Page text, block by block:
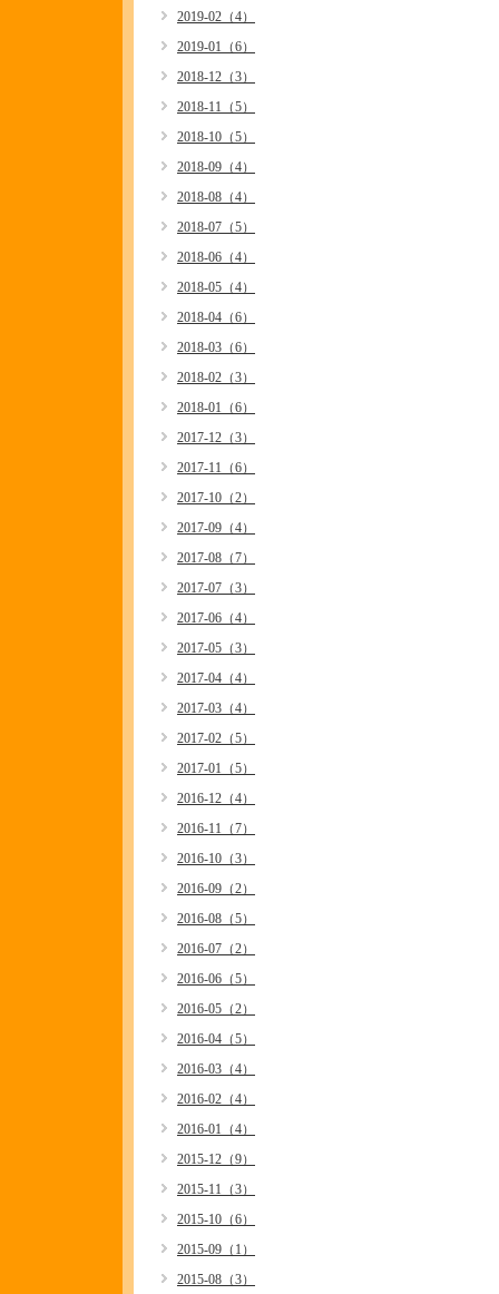
2019-02（4）
2019-01（6）
2018-12（3）
2018-11（5）
2018-10（5）
2018-09（4）
2018-08（4）
2018-07（5）
2018-06（4）
2018-05（4）
2018-04（6）
2018-03（6）
2018-02（3）
2018-01（6）
2017-12（3）
2017-11（6）
2017-10（2）
2017-09（4）
2017-08（7）
2017-07（3）
2017-06（4）
2017-05（3）
2017-04（4）
2017-03（4）
2017-02（5）
2017-01（5）
2016-12（4）
2016-11（7）
2016-10（3）
2016-09（2）
2016-08（5）
2016-07（2）
2016-06（5）
2016-05（2）
2016-04（5）
2016-03（4）
2016-02（4）
2016-01（4）
2015-12（9）
2015-11（3）
2015-10（6）
2015-09（1）
2015-08（3）